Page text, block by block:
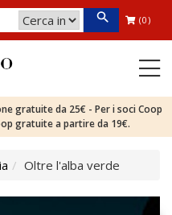
(0)
gratuite da 25€ - Per i soci Coop
gratuite a partire da 19€.
Oltre l'alba verde